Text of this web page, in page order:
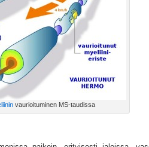
vaurioituminen MS-taudissa